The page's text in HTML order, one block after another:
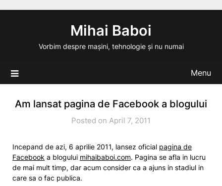
Mihai Baboi
Vorbim despre mașini, tehnologie și nu numai
Menu
Am lansat pagina de Facebook a blogului
Posted on April 7, 2011
Incepand de azi, 6 aprilie 2011, lansez oficial pagina de
Facebook a blogului mihaibaboi.com. Pagina se afla in lucru
de mai mult timp, dar acum consider ca a ajuns in stadiul in
care sa o fac publica.